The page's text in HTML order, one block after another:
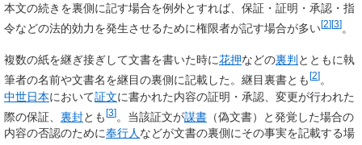
本文の続きを裏側に記す場合を例外とすれば、保証・証明・承認・指
令などの法的効力を発生させるために権限者が記す場合が多い[2][3]。
複数の紙を継ぎ接ぎして文書を書いた時に花押などの裏判 とともに執
筆者の名前や文書名を継目の裏側に記載した。継目裏書とも[2]。
中世日本において証文に書かれた内容の証明・承認、変更が行われた
際の保証、 裏封とも[3]。当該証文が謀書 （偽文書）と発覚した場合の
内容の否認のために奉行人などが文書の裏側にその事実を記載する場